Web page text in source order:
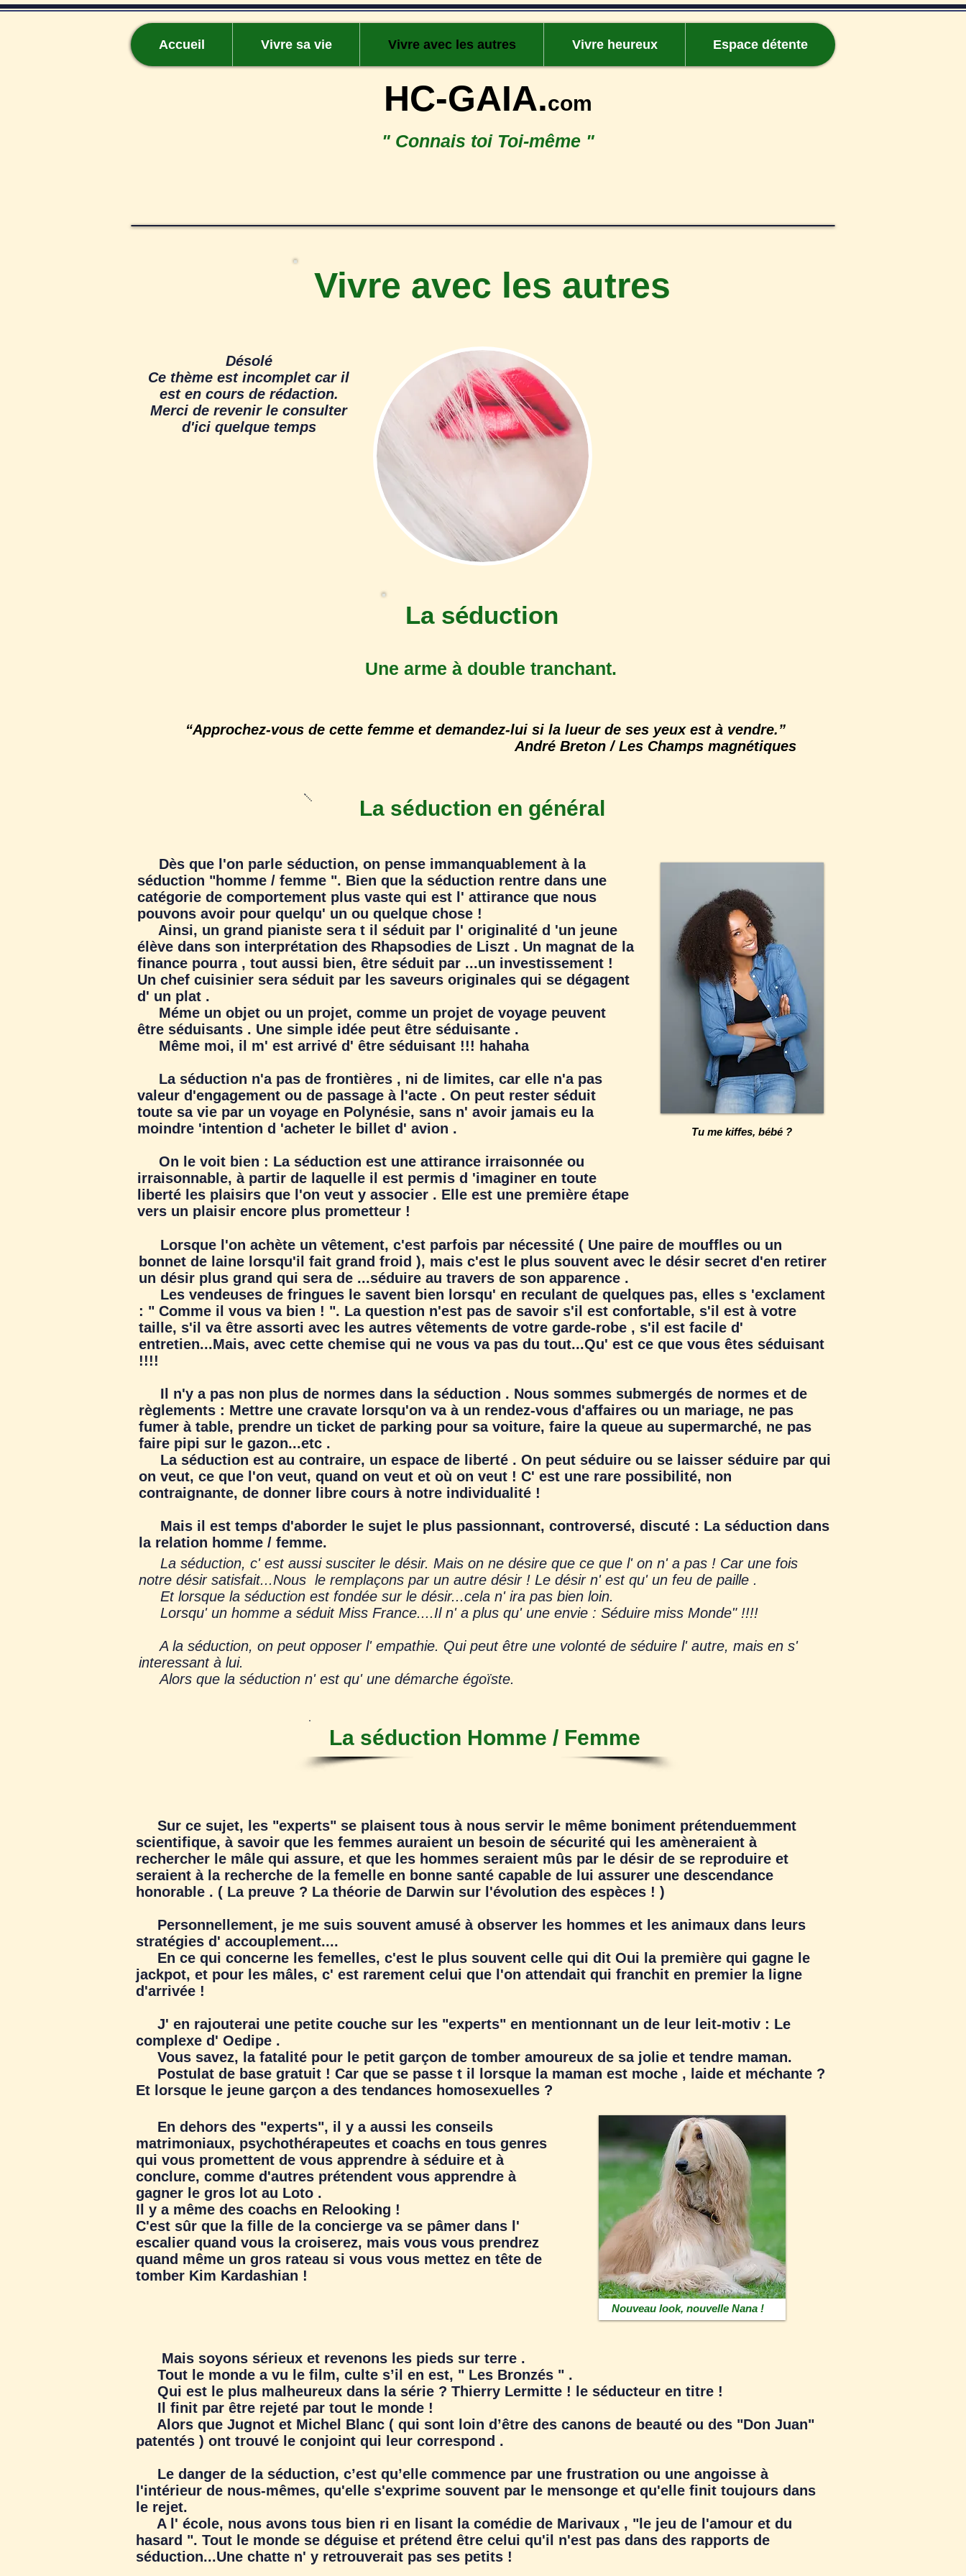
Accueil Vivre sa vie Vivre avec les autres Vivre heureux Espace détente
HC-GAIA.com
" Connais toi Toi-même "
Vivre avec les autres
Désolé
Ce thème est incomplet car il
est en cours de rédaction.
Merci de revenir le consulter
d'ici quelque temps
La séduction
Une arme à double tranchant.
“Approchez-vous de cette femme et demandez-lui si la lueur de ses yeux est à vendre.”
André Breton / Les Champs magnétiques
La séduction en général
Dès que l'on parle séduction, on pense immanquablement à la
séduction "homme / femme ". Bien que la séduction rentre dans une
catégorie de comportement plus vaste qui est l' attirance que nous
pouvons avoir pour quelqu' un ou quelque chose !
Ainsi, un grand pianiste sera t il séduit par l' originalité d 'un jeune
élève dans son interprétation des Rhapsodies de Liszt . Un magnat de la
finance pourra , tout aussi bien, être séduit par ...un investissement !
Un chef cuisinier sera séduit par les saveurs originales qui se dégagent
d' un plat .
Méme un objet ou un projet, comme un projet de voyage peuvent
être séduisants . Une simple idée peut être séduisante .
Même moi, il m' est arrivé d' être séduisant !!! hahaha
La séduction n'a pas de frontières , ni de limites, car elle n'a pas
valeur d'engagement ou de passage à l'acte . On peut rester séduit
toute sa vie par un voyage en Polynésie, sans n' avoir jamais eu la
moindre 'intention d 'acheter le billet d' avion .
On le voit bien : La séduction est une attirance irraisonnée ou
irraisonnable, à partir de laquelle il est permis d 'imaginer en toute
liberté les plaisirs que l'on veut y associer . Elle est une première étape
vers un plaisir encore plus prometteur !
Tu me kiffes, bébé ?
Lorsque l'on achète un vêtement, c'est parfois par nécessité ( Une paire de mouffles ou un
bonnet de laine lorsqu'il fait grand froid ), mais c'est le plus souvent avec le désir secret d'en retirer
un désir plus grand qui sera de ...séduire au travers de son apparence .
Les vendeuses de fringues le savent bien lorsqu' en reculant de quelques pas, elles s 'exclament
: " Comme il vous va bien ! ". La question n'est pas de savoir s'il est confortable, s'il est à votre
taille, s'il va être assorti avec les autres vêtements de votre garde-robe , s'il est facile d'
entretien...Mais, avec cette chemise qui ne vous va pas du tout...Qu' est ce que vous êtes séduisant
!!!!
Il n'y a pas non plus de normes dans la séduction . Nous sommes submergés de normes et de
règlements : Mettre une cravate lorsqu'on va à un rendez-vous d'affaires ou un mariage, ne pas
fumer à table, prendre un ticket de parking pour sa voiture, faire la queue au supermarché, ne pas
faire pipi sur le gazon...etc .
La séduction est au contraire, un espace de liberté . On peut séduire ou se laisser séduire par qui
on veut, ce que l'on veut, quand on veut et où on veut ! C' est une rare possibilité, non
contraignante, de donner libre cours à notre individualité !
Mais il est temps d'aborder le sujet le plus passionnant, controversé, discuté : La séduction dans
la relation homme / femme.
La séduction, c' est aussi susciter le désir. Mais on ne désire que ce que l' on n' a pas ! Car une fois
notre désir satisfait...Nous le remplaçons par un autre désir ! Le désir n' est qu' un feu de paille .
Et lorsque la séduction est fondée sur le désir...cela n' ira pas bien loin.
Lorsqu' un homme a séduit Miss France....Il n' a plus qu' une envie : Séduire miss Monde" !!!!
A la séduction, on peut opposer l' empathie. Qui peut être une volonté de séduire l' autre, mais en s'
interessant à lui.
Alors que la séduction n' est qu' une démarche égoïste.
La séduction Homme / Femme
Sur ce sujet, les "experts" se plaisent tous à nous servir le même boniment prétenduemment
scientifique, à savoir que les femmes auraient un besoin de sécurité qui les amèneraient à
rechercher le mâle qui assure, et que les hommes seraient mûs par le désir de se reproduire et
seraient à la recherche de la femelle en bonne santé capable de lui assurer une descendance
honorable . ( La preuve ? La théorie de Darwin sur l'évolution des espèces ! )
Personnellement, je me suis souvent amusé à observer les hommes et les animaux dans leurs
stratégies d' accouplement....
En ce qui concerne les femelles, c'est le plus souvent celle qui dit Oui la première qui gagne le
jackpot, et pour les mâles, c' est rarement celui que l'on attendait qui franchit en premier la ligne
d'arrivée !
J' en rajouterai une petite couche sur les "experts" en mentionnant un de leur leit-motiv : Le
complexe d' Oedipe .
Vous savez, la fatalité pour le petit garçon de tomber amoureux de sa jolie et tendre maman.
Postulat de base gratuit ! Car que se passe t il lorsque la maman est moche , laide et méchante ?
Et lorsque le jeune garçon a des tendances homosexuelles ?
En dehors des "experts", il y a aussi les conseils
matrimoniaux, psychothérapeutes et coachs en tous genres
qui vous promettent de vous apprendre à séduire et à
conclure, comme d'autres prétendent vous apprendre à
gagner le gros lot au Loto .
Il y a même des coachs en Relooking !
C'est sûr que la fille de la concierge va se pâmer dans l'
escalier quand vous la croiserez, mais vous vous prendrez
quand même un gros rateau si vous vous mettez en tête de
tomber Kim Kardashian !
Nouveau look, nouvelle Nana !
Mais soyons sérieux et revenons les pieds sur terre .
Tout le monde a vu le film, culte s’il en est, " Les Bronzés " .
Qui est le plus malheureux dans la série ? Thierry Lermitte ! le séducteur en titre !
Il finit par être rejeté par tout le monde !
Alors que Jugnot et Michel Blanc ( qui sont loin d’être des canons de beauté ou des "Don Juan"
patentés ) ont trouvé le conjoint qui leur correspond .
Le danger de la séduction, c’est qu’elle commence par une frustration ou une angoisse à
l'intérieur de nous-mêmes, qu'elle s'exprime souvent par le mensonge et qu'elle finit toujours dans
le rejet.
A l' école, nous avons tous bien ri en lisant la comédie de Marivaux , "le jeu de l'amour et du
hasard ". Tout le monde se déguise et prétend être celui qu'il n'est pas dans des rapports de
séduction...Une chatte n' y retrouverait pas ses petits !